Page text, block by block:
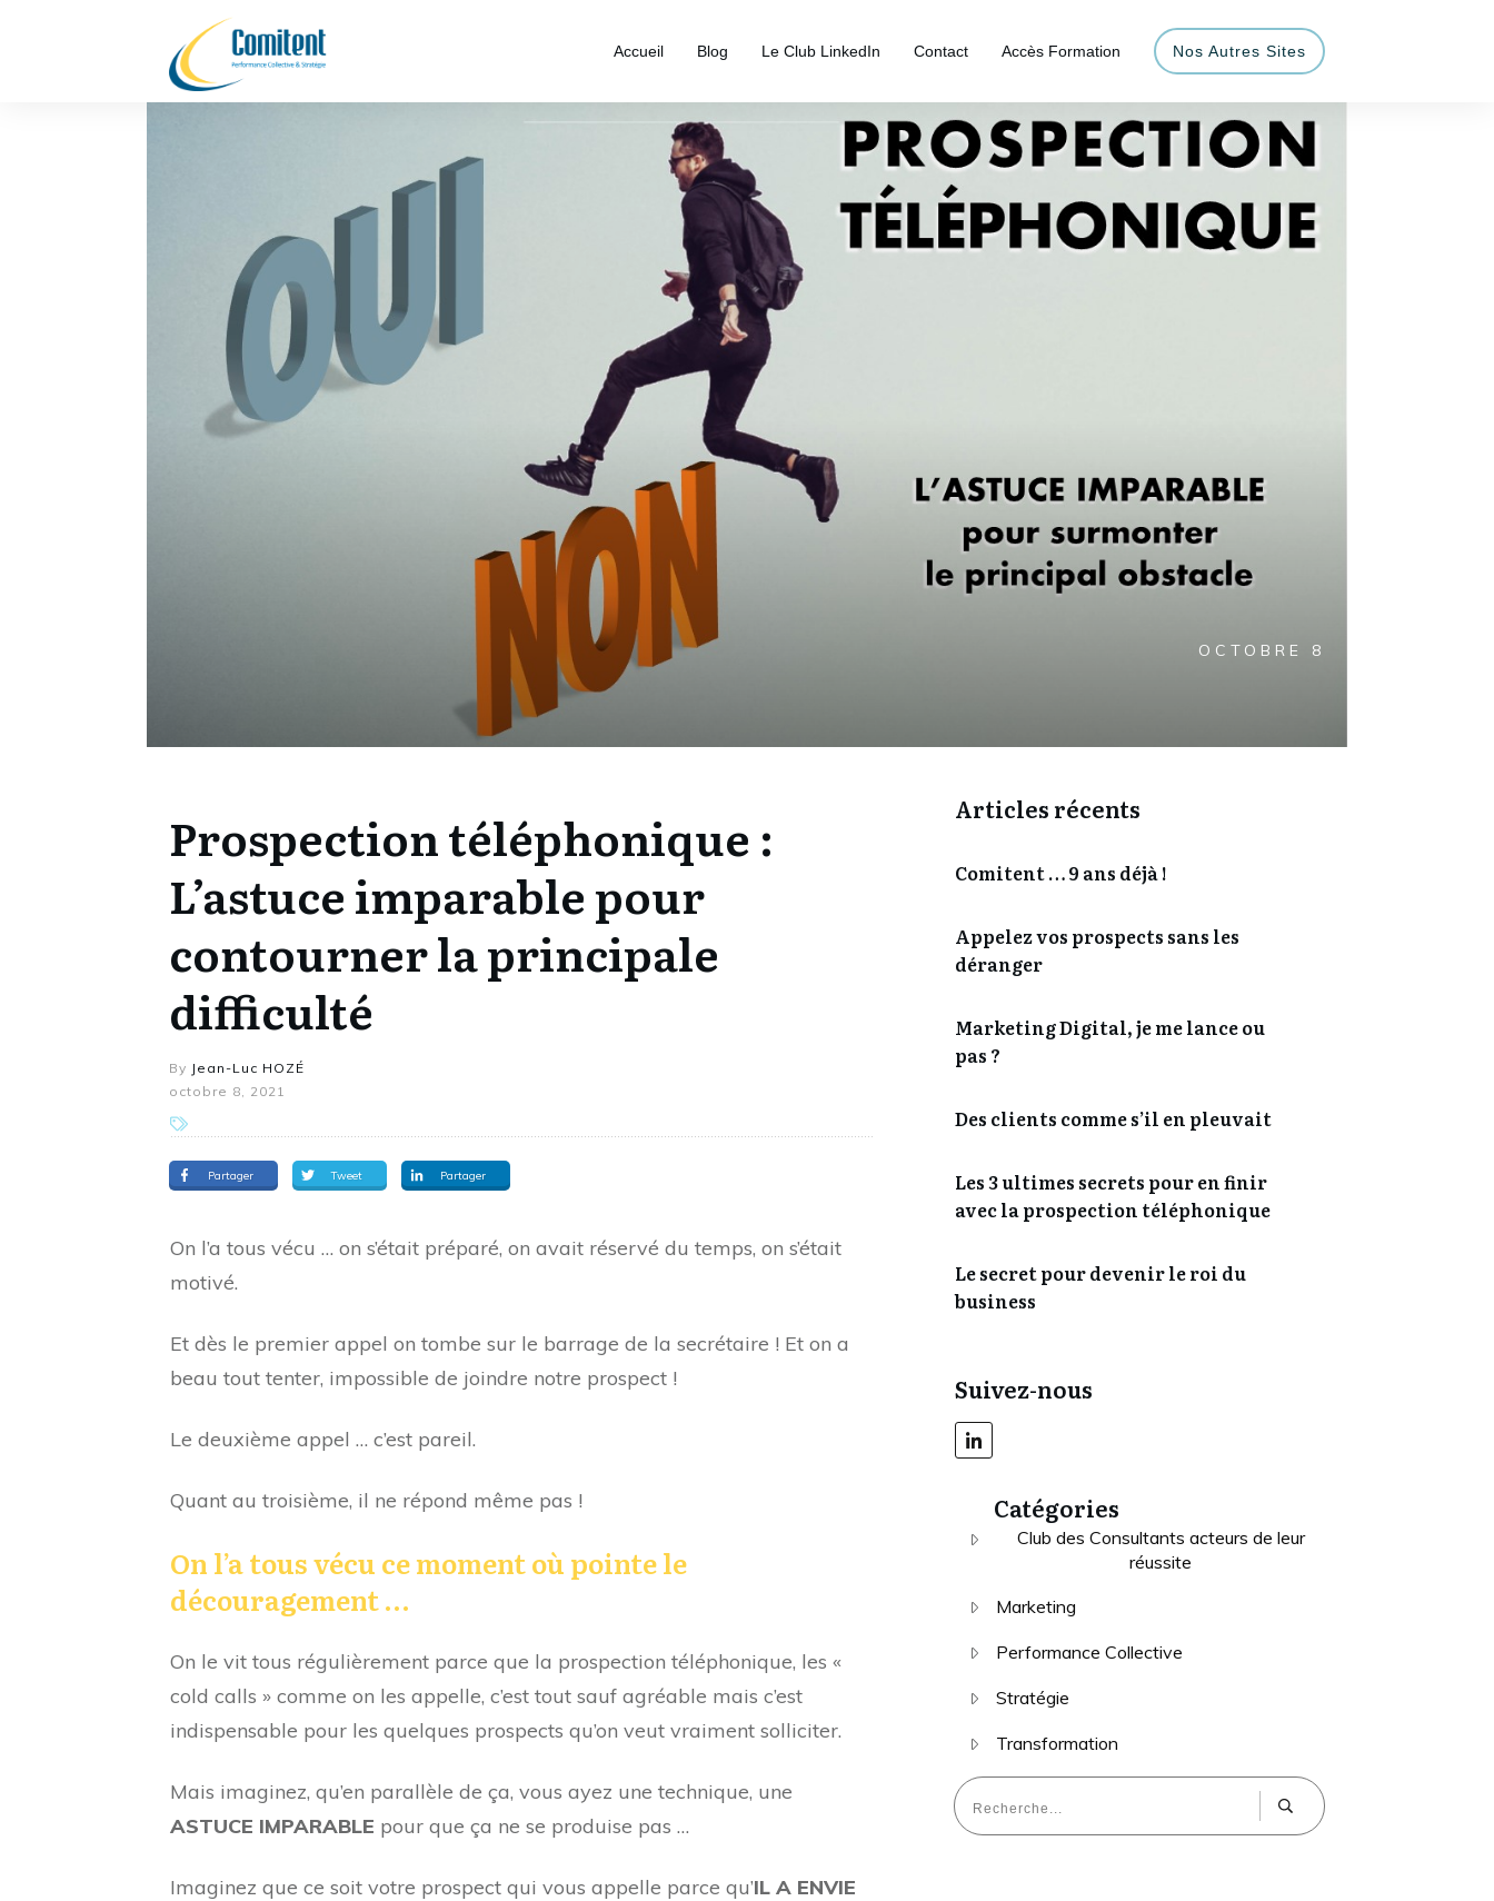
Accueil Blog Le Club LinkedIn Contact Accès Formation Nos Autres Sites
OCTOBRE 8
Prospection téléphonique :
L’astuce imparable pour
contourner la principale
difficulté
By Jean-Luc HOZÉ
octobre 8, 2021
Partager Tweet Partager
On l’a tous vécu … on s’était préparé, on avait réservé du temps, on s’était
motivé.
Et dès le premier appel on tombe sur le barrage de la secrétaire ! Et on a
beau tout tenter, impossible de joindre notre prospect !
Le deuxième appel … c’est pareil.
Quant au troisième, il ne répond même pas !
On l’a tous vécu ce moment où pointe le
découragement …
On le vit tous régulièrement parce que la prospection téléphonique, les «
cold calls » comme on les appelle, c’est tout sauf agréable mais c’est
indispensable pour les quelques prospects qu’on veut vraiment solliciter.
Mais imaginez, qu’en parallèle de ça, vous ayez une technique, une
ASTUCE IMPARABLE pour que ça ne se produise pas …
Imaginez que ce soit votre prospect qui vous appelle parce qu’IL A ENVIE
Articles récents
Comitent … 9 ans déjà !
Appelez vos prospects sans les
déranger
Marketing Digital, je me lance ou
pas ?
Des clients comme s’il en pleuvait
Les 3 ultimes secrets pour en finir
avec la prospection téléphonique
Le secret pour devenir le roi du
business
Suivez-nous
Catégories
Club des Consultants acteurs de leur
réussite
Marketing
Performance Collective
Stratégie
Transformation